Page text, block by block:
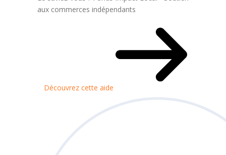
aux commerces indépendants
Découvrez cette aide